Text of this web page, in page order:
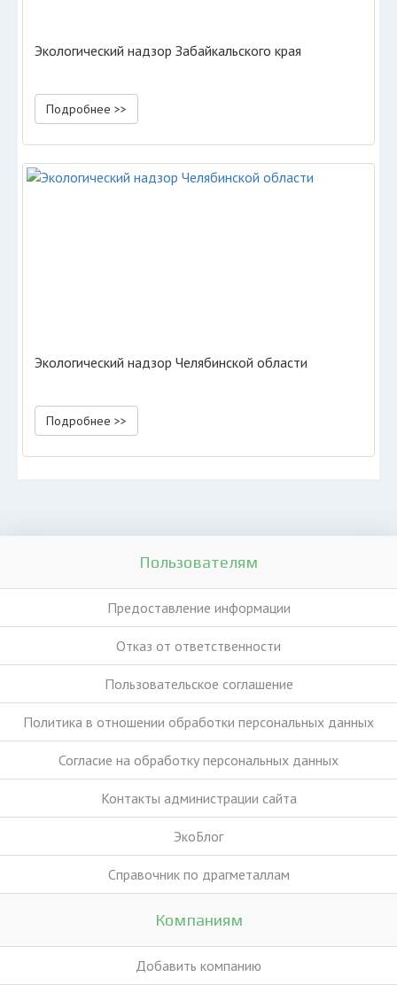
Экологический надзор Забайкальского края
Подробнее >>
Экологический надзор Челябинской области
Подробнее >>
Пользователям
Предоставление информации
Отказ от ответственности
Пользовательское соглашение
Политика в отношении обработки персональных данных
Согласие на обработку персональных данных
Контакты администрации сайта
ЭкоБлог
Справочник по драгметаллам
Компаниям
Добавить компанию